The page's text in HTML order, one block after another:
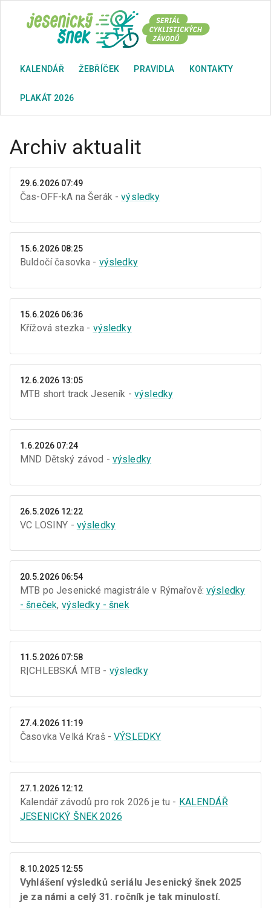
KALENDÁŘ ŽEBŘÍČEK PRAVIDLA KONTAKTY
PLAKÁT 2026
Archiv aktualit
29.6.2026 07:49
Čas-OFF-kA na Šerák -výsledky
15.6.2026 08:25
Buldočí časovka - výsledky
15.6.2026 06:36
Křížová stezka - výsledky
12.6.2026 13:05
MTB short track Jeseník - výsledky
1.6.2026 07:24
MND Dětský závod - výsledky
26.5.2026 12:22
VC LOSINY - výsledky
20.5.2026 06:54
MTB po Jesenické magistrále v Rýmařově:výsledky
- šneček, výsledky - šnek
11.5.2026 07:58
R|CHLEBSKÁ MTB - výsledky
27.4.2026 11:19
Časovka Velká Kraš -VÝSLEDKY
27.1.2026 12:12
Kalendář závodů pro rok 2026 je tu - KALENDÁŘ
JESENICKÝ ŠNEK 2026
8.10.2025 12:55
Vyhlášení výsledků seriálu Jesenický šnek 2025
je za námi a celý 31. ročník je tak minulostí.